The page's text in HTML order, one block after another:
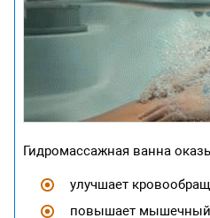
Гидромассажная ванна
улучшает
повышает мышечный